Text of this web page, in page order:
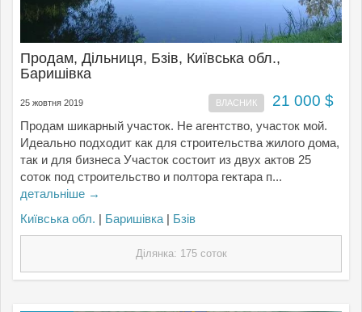
Продам, Дільниця, Бзів, Київська обл.,
Баришівка
25 жовтня 2019 ВЛАСНИК 21 000 $
Продам шикарный участок. Не агентство, участок мой.
Идеально подходит как для строительства жилого дома,
так и для бизнеса Участок состоит из двух актов 25
соток под строительство и полтора гектара п...
детальніше →
Київська обл. | Баришівка | Бзів
Ділянка: 175 соток